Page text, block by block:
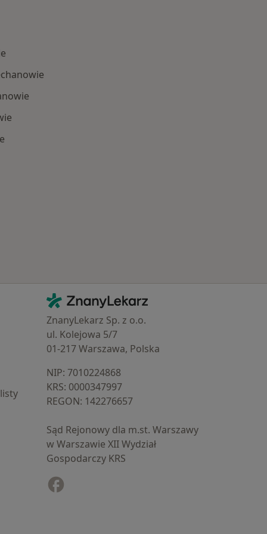
Kontakt
ZnanyLekarz - Strona główna
ZnanyLekarz Sp. z o.o.
ul. Kolejowa 5/7
01-217 Warszawa, Polska
NIP: ⁠7010224868
KRS: ⁠0000347997
REGON: ⁠142276657
Sąd Rejonowy dla m.st. Warszawy
w Warszawie XII Wydział
Gospodarczy KRS